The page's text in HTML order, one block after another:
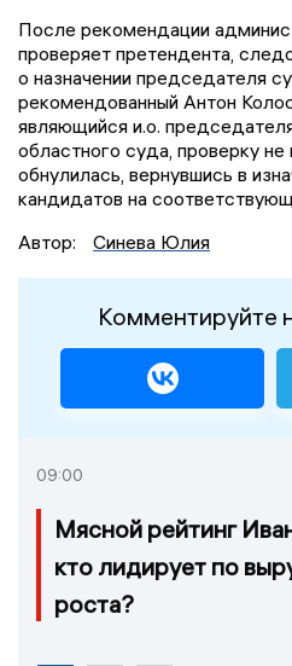
После рекомендации
проверяет претендента,
о назначении председателя
рекомендованный Антон
являющийся и.о.
областного суда, проверку
обнулилась, вернувшись в
кандидатов на
Автор:
Синева Юлия
Комментируйте
09:00
Мясной рейтинг
кто лидирует по
роста?